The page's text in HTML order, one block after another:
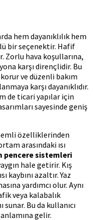
hem dayanıklılık hem
bir seçenektir. Hafif
Zorlu hava koşullarına,
karşı dirençlidir. Bu
ve düzenli bakım
karşı dayanıklıdır.
de ticari yapılar için
sayesinde geniş
özelliklerinden
arasındaki ısı
pencere sistemleri
hale getirir. Kış
kaybını azaltır. Yaz
yardımcı olur. Aynı
veya kalabalık
Bu da kullanıcı
gelir.